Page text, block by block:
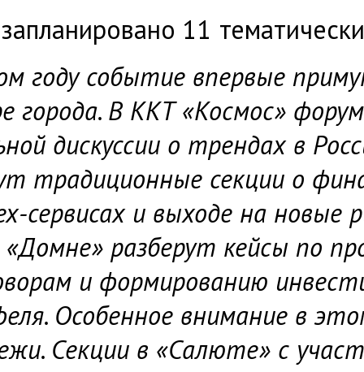
11
году событие впервые
города. В ККТ «Космос»
дискуссии о трендах в
традиционные секции о
сервисах и выходе на новые
«Домне» разберут кейсы по
и формированию
Особенное внимание в
Секции в «Салюте» с